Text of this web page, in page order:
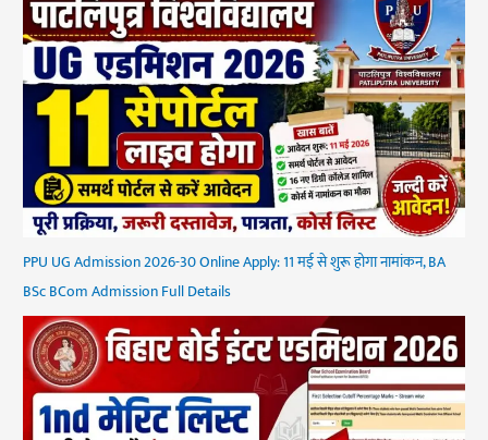
PPU UG Admission 2026-30 Online Apply: 11 मई से शुरू होगा नामांकन, BA
BSc BCom Admission Full Details